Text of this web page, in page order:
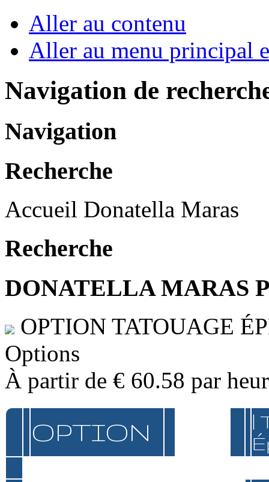
Aller au contenu
Aller au menu principal
Navigation de
Navigation
Recherche
Accueil Donatella Maras
Recherche
DONATELLA MARAS
OPTION TATOUAGE
Options
À partir de € 60.58 par
OPTION
|